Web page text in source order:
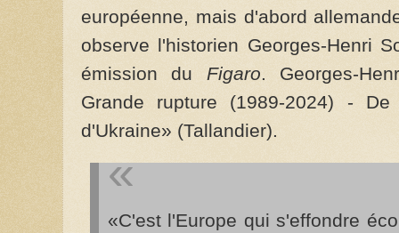
européenne, mais d'abord
observe l'historien Georges-Henri
émission du Figaro. Georges-
Grande rupture (1989-2024) -
d'Ukraine» (Tallandier).
«C'est l'Europe qui s'effondre